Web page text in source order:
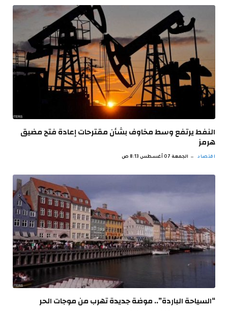
النفط يرتفع وسط مخاوف بشأن مقترحات إعادة فتح مضيق
هرمز
اقتصاد الجمعة 07 أغسطس 8:13 ص
“السياحة الباردة”.. موضة جديدة تهرب من موجات الحر